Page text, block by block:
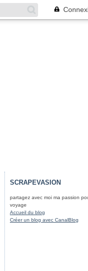
SCRAPEVASION
partagez avec moi ma passion
voyage
Accueil du blog
Créer un blog avec CanalBlog